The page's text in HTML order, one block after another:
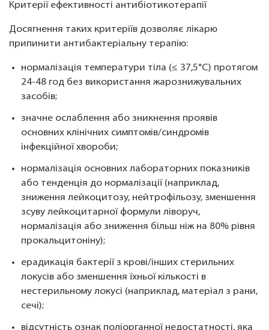
Критерії ефективності антибіотикотерапії
Досягнення таких критеріїв дозволяє лікарю
припинити антибактеріальну терапію:
нормалізація температури тіла (≤ 37,5°C) протягом
24-48 год без використання жарознижувальних
засобів;
значне ослаблення або зникнення проявів
основних клінічних симптомів/синдромів
інфекційної хвороби;
нормалізація основних лабораторних показників
або тенденція до нормалізації (наприклад,
зниження лейкоцитозу, нейтрофільозу, зменшення
зсуву лейкоцитарної формули ліворуч,
нормалізація або зниження більш ніж на 80% рівня
прокальцитоніну);
ерадикація бактерії з крові/інших стерильних
локусів або зменшення їхньої кількості в
нестерильному локусі (наприклад, матеріал з рани,
сечі);
відсутність ознак поліорганної недостатності, яка